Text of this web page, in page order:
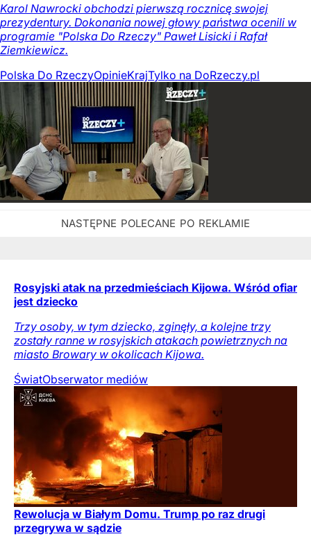
Karol Nawrocki obchodzi pierwszą rocznicę swojej
prezydentury. Dokonania nowej głowy państwa ocenili w
programie "Polska Do Rzeczy" Paweł Lisicki i Rafał
Ziemkiewicz.
Polska Do RzeczyOpinieKrajTylko na DoRzeczy.pl
Rosyjski atak na przedmieściach Kijowa. Wśród ofiar
jest dziecko
Trzy osoby, w tym dziecko, zginęły, a kolejne trzy
zostały ranne w rosyjskich atakach powietrznych na
miasto Browary w okolicach Kijowa.
ŚwiatObserwator mediów
Rewolucja w Białym Domu. Trump po raz drugi
przegrywa w sądzie